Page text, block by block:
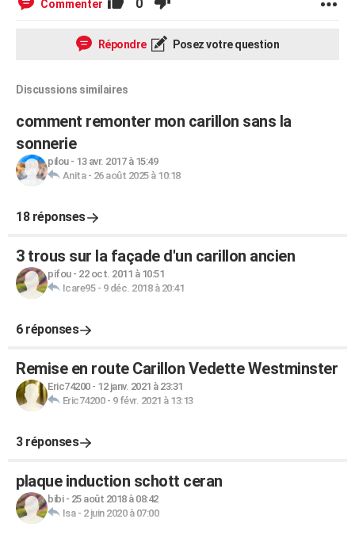
Commenter 0
Répondre Posez votre question
Discussions similaires
comment remonter mon carillon sans la
sonnerie
pilou- 13 avr. 2017 à 15:49
Anita- 26 août 2025 à 10:18
18 réponses
3 trous sur la façade d'un carillon ancien
pifou- 22 oct. 2011 à 10:51
Icare95- 9 déc. 2018 à 20:41
6 réponses
Remise en route Carillon Vedette Westminster
Eric74200- 12 janv. 2021 à 23:31
Eric74200- 9 févr. 2021 à 13:13
3 réponses
plaque induction schott ceran
bibi- 25 août 2018 à 08:42
Isa- 2 juin 2020 à 07:00